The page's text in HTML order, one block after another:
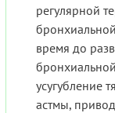
регулярной
время до
усугубление
астмы,